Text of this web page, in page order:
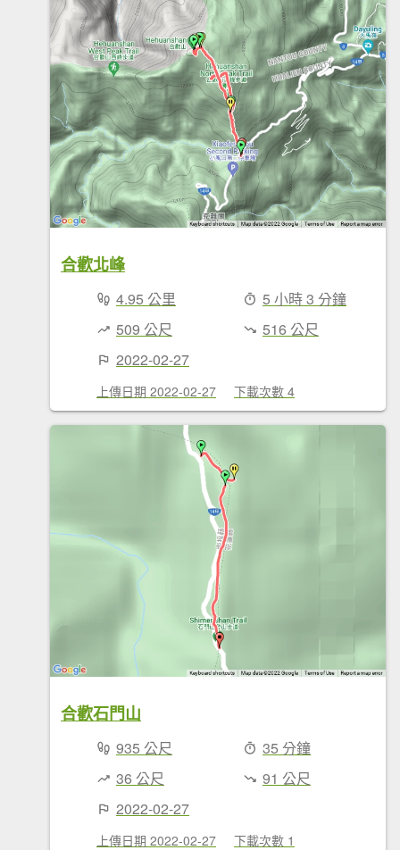
合歡北峰
4.95 公里
5 小時 3 分鐘
509 公尺
516 公尺
2022-02-27
上傳日期 2022-02-27 下載次數 4
合歡石門山
935 公尺
35 分鐘
36 公尺
91 公尺
2022-02-27
上傳日期 2022-02-27 下載次數 1